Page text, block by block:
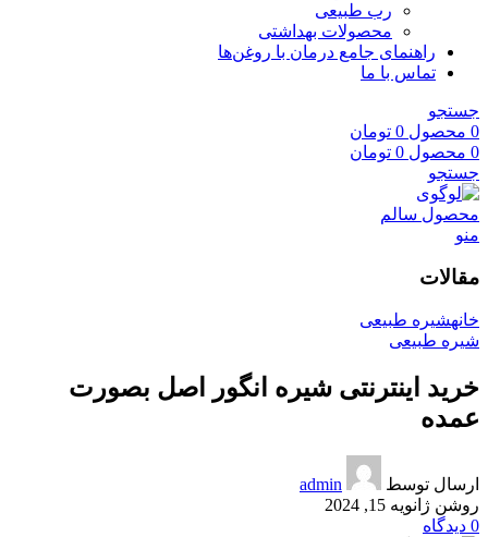
رب طبیعی
محصولات بهداشتی
راهنمای جامع درمان با روغن‌ها
تماس با ما
جستجو
0 محصول 0 تومان
0 محصول 0 تومان
جستجو
منو
مقالات
خانهشیره طبیعی
شیره طبیعی
خرید اینترنتی شیره انگور اصل بصورت
عمده
ارسال توسط
admin
روشن ژانویه 15, 2024
0 دیدگاه